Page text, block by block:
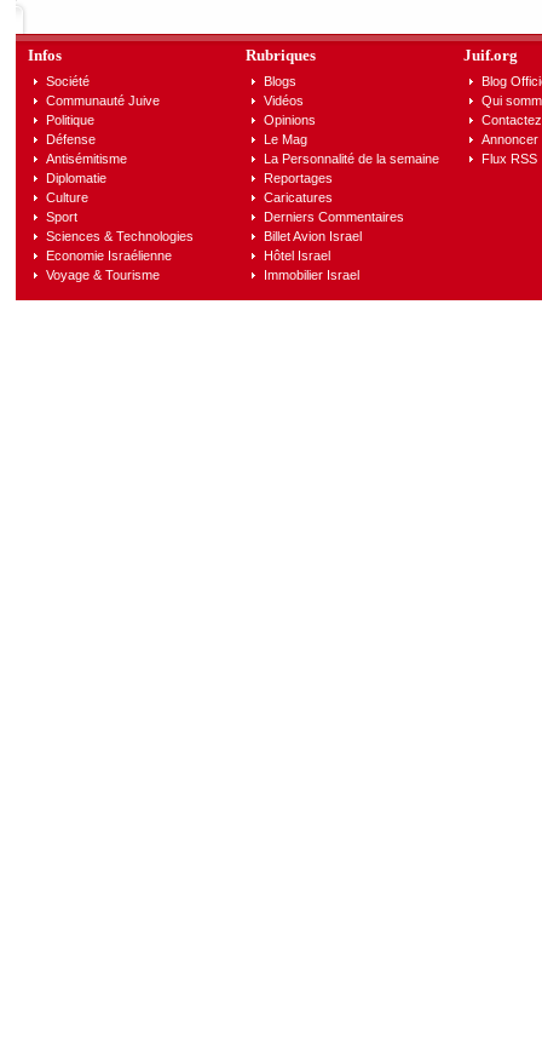
Infos
Société
Communauté Juive
Politique
Défense
Antisémitisme
Diplomatie
Culture
Sport
Sciences & Technologies
Economie Israélienne
Voyage & Tourisme
Rubriques
Blogs
Vidéos
Opinions
Le Mag
La Personnalité de la semaine
Reportages
Caricatures
Derniers Commentaires
Billet Avion Israel
Hôtel Israel
Immobilier Israel
Juif.org
Blog
Qui
Annoncer
Flux RSS